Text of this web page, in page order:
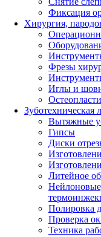
Фиксация
Хирургия,
Фрезы
Иглы и
Зуботехническая
Вытяжные
Гипсы
Диски
Литейное
Полировка
Проверка
Техника